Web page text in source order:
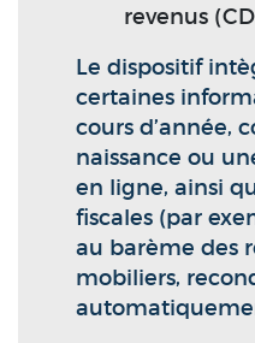
revenus
Le dispositif
certaines
cours d’année,
naissance ou
en ligne, ainsi
fiscales (par
au barème des
mobiliers,